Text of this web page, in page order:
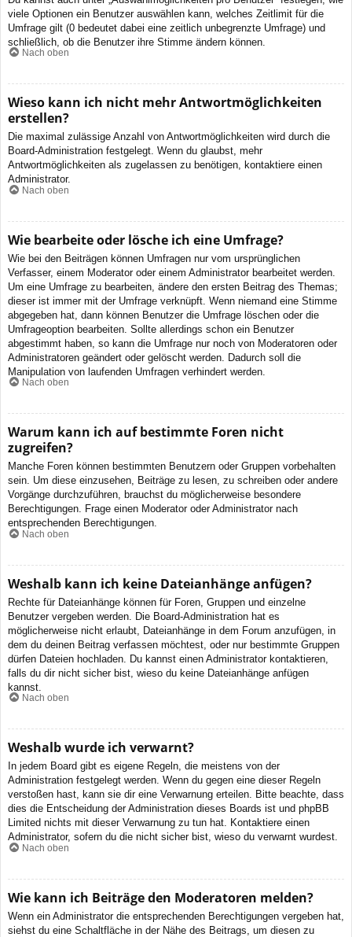
viele Optionen ein Benutzer auswählen kann, welches Zeitlimit für die
Umfrage gilt (0 bedeutet dabei eine zeitlich unbegrenzte Umfrage) und
schließlich, ob die Benutzer ihre Stimme ändern können.
Nach oben
Wieso kann ich nicht mehr Antwortmöglichkeiten
erstellen?
Die maximal zulässige Anzahl von Antwortmöglichkeiten wird durch die
Board-Administration festgelegt. Wenn du glaubst, mehr
Antwortmöglichkeiten als zugelassen zu benötigen, kontaktiere einen
Administrator.
Nach oben
Wie bearbeite oder lösche ich eine Umfrage?
Wie bei den Beiträgen können Umfragen nur vom ursprünglichen
Verfasser, einem Moderator oder einem Administrator bearbeitet werden.
Um eine Umfrage zu bearbeiten, ändere den ersten Beitrag des Themas;
dieser ist immer mit der Umfrage verknüpft. Wenn niemand eine Stimme
abgegeben hat, dann können Benutzer die Umfrage löschen oder die
Umfrageoption bearbeiten. Sollte allerdings schon ein Benutzer
abgestimmt haben, so kann die Umfrage nur noch von Moderatoren oder
Administratoren geändert oder gelöscht werden. Dadurch soll die
Manipulation von laufenden Umfragen verhindert werden.
Nach oben
Warum kann ich auf bestimmte Foren nicht
zugreifen?
Manche Foren können bestimmten Benutzern oder Gruppen vorbehalten
sein. Um diese einzusehen, Beiträge zu lesen, zu schreiben oder andere
Vorgänge durchzuführen, brauchst du möglicherweise besondere
Berechtigungen. Frage einen Moderator oder Administrator nach
entsprechenden Berechtigungen.
Nach oben
Weshalb kann ich keine Dateianhänge anfügen?
Rechte für Dateianhänge können für Foren, Gruppen und einzelne
Benutzer vergeben werden. Die Board-Administration hat es
möglicherweise nicht erlaubt, Dateianhänge in dem Forum anzufügen, in
dem du deinen Beitrag verfassen möchtest, oder nur bestimmte Gruppen
dürfen Dateien hochladen. Du kannst einen Administrator kontaktieren,
falls du dir nicht sicher bist, wieso du keine Dateianhänge anfügen
kannst.
Nach oben
Weshalb wurde ich verwarnt?
In jedem Board gibt es eigene Regeln, die meistens von der
Administration festgelegt werden. Wenn du gegen eine dieser Regeln
verstoßen hast, kann sie dir eine Verwarnung erteilen. Bitte beachte, dass
dies die Entscheidung der Administration dieses Boards ist und phpBB
Limited nichts mit dieser Verwarnung zu tun hat. Kontaktiere einen
Administrator, sofern du die nicht sicher bist, wieso du verwarnt wurdest.
Nach oben
Wie kann ich Beiträge den Moderatoren melden?
Wenn ein Administrator die entsprechenden Berechtigungen vergeben hat,
siehst du eine Schaltfläche in der Nähe des Beitrags, um diesen zu